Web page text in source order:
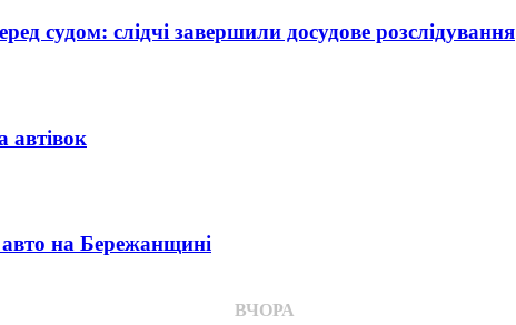
судом: слідчі завершили досудове розслідування
автівок
на Бережанщині
ВЧОРА